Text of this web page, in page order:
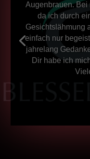
Augenbrauen. Bei
da ich durch
Gesichtslähmung
einfach nur
jahrelang
Dir habe ich